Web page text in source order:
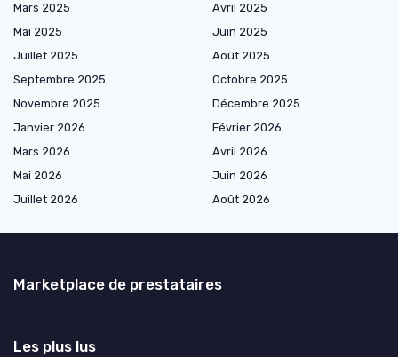
Mars 2025
Avril 2025
Mai 2025
Juin 2025
Juillet 2025
Août 2025
Septembre 2025
Octobre 2025
Novembre 2025
Décembre 2025
Janvier 2026
Février 2026
Mars 2026
Avril 2026
Mai 2026
Juin 2026
Juillet 2026
Août 2026
Marketplace de prestataires
Les plus lus